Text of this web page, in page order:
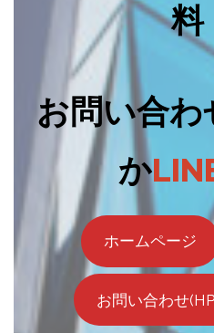
料
お問い合わ
か
ホームページ
お問い合わせ